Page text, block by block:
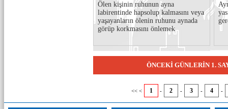
Ölen kişinin ruhunun ayna
labirentinde hapsolup kalmasını veya
yaşayanların ölenin ruhunu aynada
görüp korkmasını önlemek
ÖNCEKİ GÜNLERİN 1.
<< < 1 - 2 - 3 - 4 -